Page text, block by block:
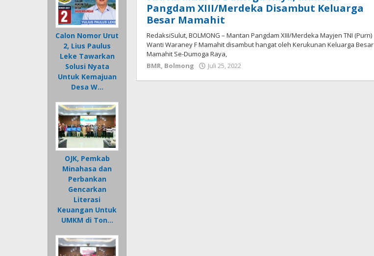
Calon Nomor Urut
2, Lius Paulus
Leke Tawarkan
Solusi Nyata
Untuk Kemajuan
Desa W…
OJK, Pemkab
Minahasa dan
Perbankan
Gencarkan
Literasi
Keuangan Untuk
UMKM di Ton…
Pangdam XIII/Merdeka Disambut Keluarga
Besar Mamahit
RedaksiSulut, BOLMONG – Mantan Pangdam XIII/Merdeka Mayjen TNI (Purn)
Wanti Waraney F Mamahit disambut hangat oleh Kerukunan Keluarga Besar
Mamahit Se-Dumoga Raya,
BMR, Bolmong Juli 25, 2022